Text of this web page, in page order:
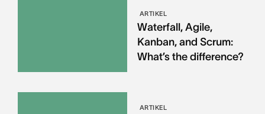
ARTIKEL
Waterfall, Agile,
Kanban, and Scrum:
What’s the difference?
ARTIKEL